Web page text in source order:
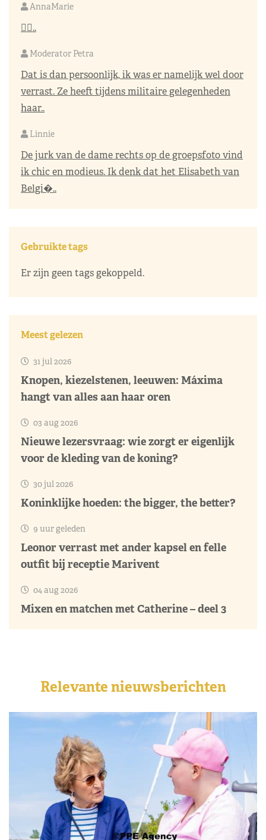
AnnaMarie
👌🏼..
Moderator Petra
Dat is dan persoonlijk, ik was er namelijk wel door
verrast. Ze heeft tijdens militaire gelegenheden
haar..
Linnie
De jurk van de dame rechts op de groepsfoto vind
ik chic en modieus. Ik denk dat het Elisabeth van
Belgi�..
Gebruikte tags
Er zijn geen tags gekoppeld.
Meest gelezen
31 jul 2026
Knopen, kiezelstenen, leeuwen: Máxima
hangt van alles aan haar oren
03 aug 2026
Nieuwe lezersvraag: wie zorgt er eigenlijk
voor de kleding van de koning?
30 jul 2026
Koninklijke hoeden: the bigger, the better?
9 uur geleden
Leonor verrast met ander kapsel en felle
outfit bij receptie Marivent
04 aug 2026
Mixen en matchen met Catherine – deel 3
Relevante nieuwsberichten